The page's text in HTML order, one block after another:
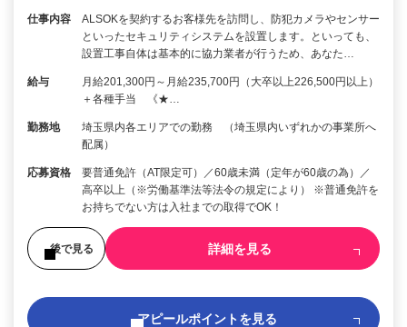
仕事内容
ALSOKを契約するお客様先を訪問し、防犯カメラやセンサー
といったセキュリティシステムを設置します。といっても、
設置工事自体は基本的に協力業者が行うため、あなた…
給与
月給201,300円～月給235,700円（大卒以上226,500円以上）
＋各種手当 《★…
勤務地
埼玉県内各エリアでの勤務 （埼玉県内いずれかの事業所へ
配属）
応募資格
要普通免許（AT限定可）／60歳未満（定年が60歳の為）／
高卒以上（※労働基準法等法令の規定により） ※普通免許を
お持ちでない方は入社までの取得でOK！
後で見る 詳細を見る
アピールポイントを見る